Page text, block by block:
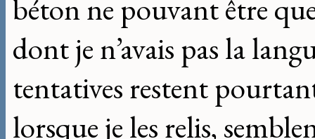
béton ne pouvant être
dont je n’avais pas la
tentatives restent
lorsque je les relis,